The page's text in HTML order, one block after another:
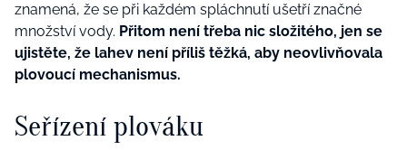
znamená, že se při každém spláchnutí ušetří značné
množství vody. Přitom není třeba nic složitého, jen se
ujistěte, že lahev není příliš těžká, aby neovlivňovala
plovoucí mechanismus.
Seřízení plováku